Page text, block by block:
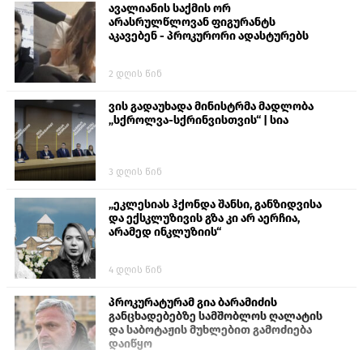
ავალიანის საქმის ორ
არასრულწლოვან ფიგურანტს
აკავებენ - პროკურორი ადასტურებს
2 დღის წინ
ვის გადაუხადა მინისტრმა მადლობა
„სქროლვა-სქრინვისთვის“ | სია
3 დღის წინ
„ეკლესიას ჰქონდა შანსი, განზიდვისა
და ექსკლუზივის გზა კი არ აერჩია,
არამედ ინკლუზიის“
4 დღის წინ
პროკურატურამ გია ბარამიძის
განცხადებებზე სამშობლოს ღალატის
და საბოტაჟის მუხლებით გამოძიება
დაიწყო